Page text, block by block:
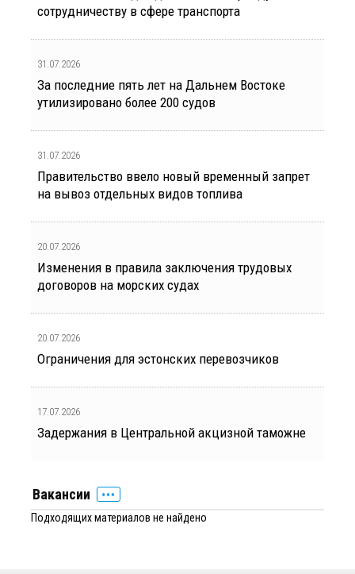
сотрудничеству в сфере транспорта
31.07.2026
За последние пять лет на Дальнем Востоке
утилизировано более 200 судов
31.07.2026
Правительство ввело новый временный запрет
на вывоз отдельных видов топлива
20.07.2026
Изменения в правила заключения трудовых
договоров на морских судах
20.07.2026
Ограничения для эстонских перевозчиков
17.07.2026
Задержания в Центральной акцизной таможне
Вакансии
Подходящих материалов не найдено